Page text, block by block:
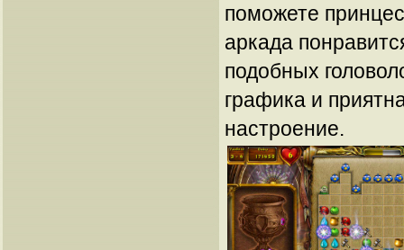
поможете
аркада
подобных
графика и
настроение.